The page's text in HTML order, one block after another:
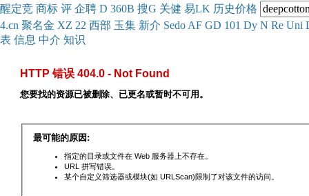
醒定竞 商标 评 企聘 D 360B 搜G 关健 易LK 历史价格
4.cn 聚名金 XZ 22 西部 玉集 新介 Sedo AF GD 101 Dy N Re Uni
表 信息 中介 知识